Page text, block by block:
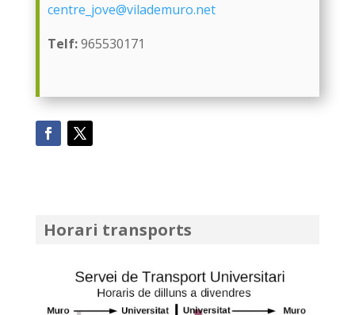
centre_jove@vilademuro.net
Telf:965530171
Horari transports